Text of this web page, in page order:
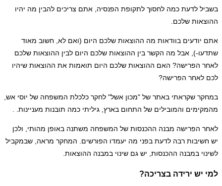
בשביל לדעת כמה לחסוך לתקופת הפנסיה, אתם צריכים להבין מה יהיו
ההוצאות שלכם.
אתם יודעים בוודאות מה ההוצאות שלכם היום (ואם לא, חשוב מאוד
שתדעו-), אבל מה הקשר בין ההוצאות שלכם היום לבין ההוצאות שלכם
לאחר הפרישה? האם ההוצאות שלכם היום תואמות את ההוצאות שיהיו
לכם לאחר הפרישה?
במחקר שקראתי באתר של "מכון אשל" לחקר כלכלת המשפחה של יוסי אש,
מהמקימים והמובילים של התחום בארץ, גיליתי כמה תובנות מעניינות. .
לאחר הפרישה מבנה ההכנסות של המשפחה משתנה באופן מהותי, ולכן
יש חשיבות רבה לדעת בפני מה יעמדו הפורשים. המחקר מראה, שבמקביל
לשינוי במבנה ההכנסות, יש גם שינוי במבנה ההוצאות.
למי יש ירידה בצריכה?